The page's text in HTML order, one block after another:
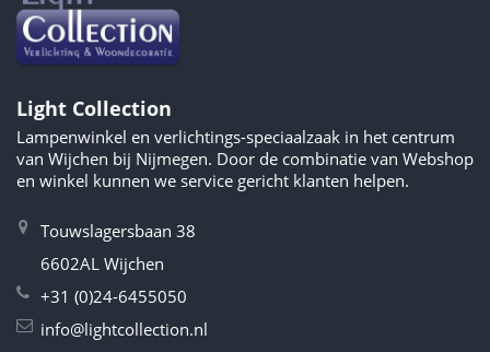
Light Collection
Lampenwinkel en verlichtings-speciaalzaak in het centrum
van Wijchen bij Nijmegen. Door de combinatie van Webshop
en winkel kunnen we service gericht klanten helpen.
Touwslagersbaan 38
6602AL Wijchen
+31 (0)24-6455050
info@lightcollection.nl